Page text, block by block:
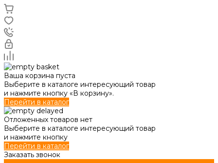
Ваша корзина пуста
Выберите в каталоге интересующий товар
и нажмите кнопку «В корзину».
Перейти в каталог
Отложенных товаров нет
Выберите в каталоге интересующий товар
и нажмите кнопку
Перейти в каталог
Заказать звонок